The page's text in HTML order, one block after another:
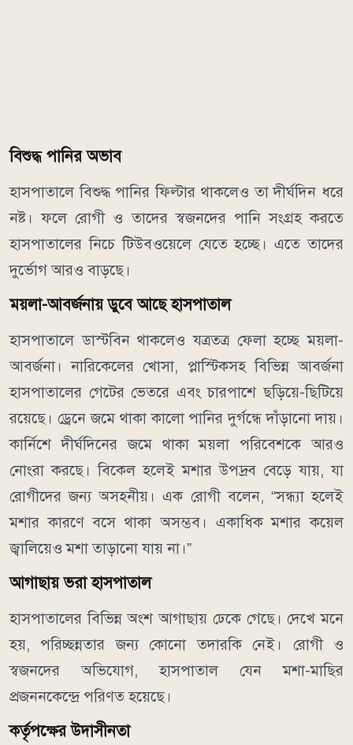
বিশুদ্ধ পানির অভাব
হাসপাতালে বিশুদ্ধ পানির ফিল্টার থাকলেও তা দীর্ঘদিন ধরে
নষ্ট। ফলে রোগী ও তাদের স্বজনদের পানি সংগ্রহ করতে
হাসপাতালের নিচে টিউবওয়েলে যেতে হচ্ছে। এতে তাদের
দুর্ভোগ আরও বাড়ছে।
ময়লা-আবর্জনায় ডুবে আছে হাসপাতাল
হাসপাতালে ডাস্টবিন থাকলেও যত্রতত্র ফেলা হচ্ছে ময়লা-
আবর্জনা। নারিকেলের খোসা, প্লাস্টিকসহ বিভিন্ন আবর্জনা
হাসপাতালের গেটের ভেতরে এবং চারপাশে ছড়িয়ে-ছিটিয়ে
রয়েছে। ড্রেনে জমে থাকা কালো পানির দুর্গন্ধে দাঁড়ানো দায়।
কার্নিশে দীর্ঘদিনের জমে থাকা ময়লা পরিবেশকে আরও
নোংরা করছে। বিকেল হলেই মশার উপদ্রব বেড়ে যায়, যা
রোগীদের জন্য অসহনীয়। এক রোগী বলেন, “সন্ধ্যা হলেই
মশার কারণে বসে থাকা অসম্ভব। একাধিক মশার কয়েল
জ্বালিয়েও মশা তাড়ানো যায় না।”
আগাছায় ভরা হাসপাতাল
হাসপাতালের বিভিন্ন অংশ আগাছায় ঢেকে গেছে। দেখে মনে
হয়, পরিচ্ছন্নতার জন্য কোনো তদারকি নেই। রোগী ও
স্বজনদের অভিযোগ, হাসপাতাল যেন মশা-মাছির
প্রজননকেন্দ্রে পরিণত হয়েছে।
কর্তৃপক্ষের উদাসীনতা